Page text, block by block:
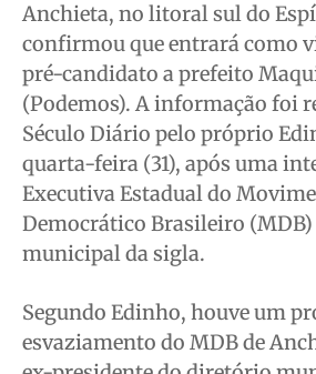
Direitos
Economia
Cultura
Colunas
Caetano Roque
Gustavo Bastos
Jr Mignone (in memorian)
Wanda Sily
Publicidade Legal
Anuncie
Direitos
Economia
Cultura
Colunas
Caetano Roque
Gustavo Bastos
Jr Mignone (in memorian)
Wanda Sily
Publicidade Legal
Anuncie
Direitos
Economia
Cultura
Colunas
Caetano Roque
Gustavo Bastos
Jr Mignone (in memorian)
Wanda Sily
Publicidade Legal
Anuncie
Direitos
Economia
Cultura
Colunas
Caetano Roque
Gustavo Bastos
Jr Mignone (in memorian)
Wanda Sily
Publicidade Legal
Anuncie
Anchieta, no litoral sul do
confirmou que entrará como
pré-candidato a prefeito
(Podemos). A informação foi
Século Diário pelo próprio
quarta-feira (31), após uma
Executiva Estadual do
Democrático Brasileiro
municipal da sigla.
Segundo Edinho, houve um
esvaziamento do MDB de